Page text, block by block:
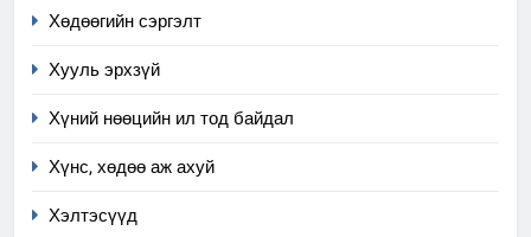
Хөдөөгийн сэргэлт
Хууль эрхзүй
Хүний нөөцийн ил тод байдал
Хүнс, хөдөө аж ахуй
Хэлтэсүүд
Мэдээлэл хариуцагчийн